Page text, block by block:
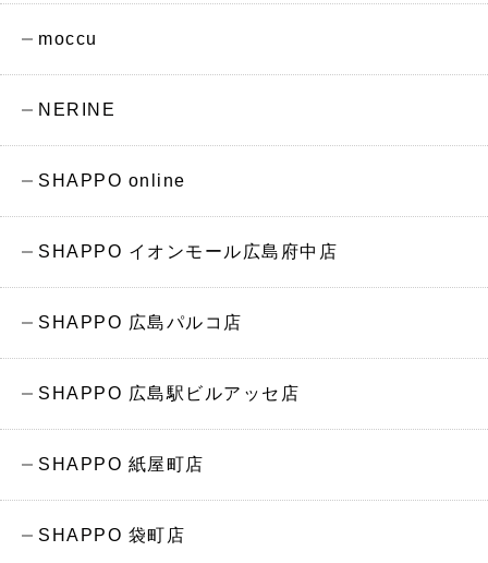
moccu
NERINE
SHAPPO online
SHAPPO イオンモール広島府中店
SHAPPO 広島パルコ店
SHAPPO 広島駅ビルアッセ店
SHAPPO 紙屋町店
SHAPPO 袋町店